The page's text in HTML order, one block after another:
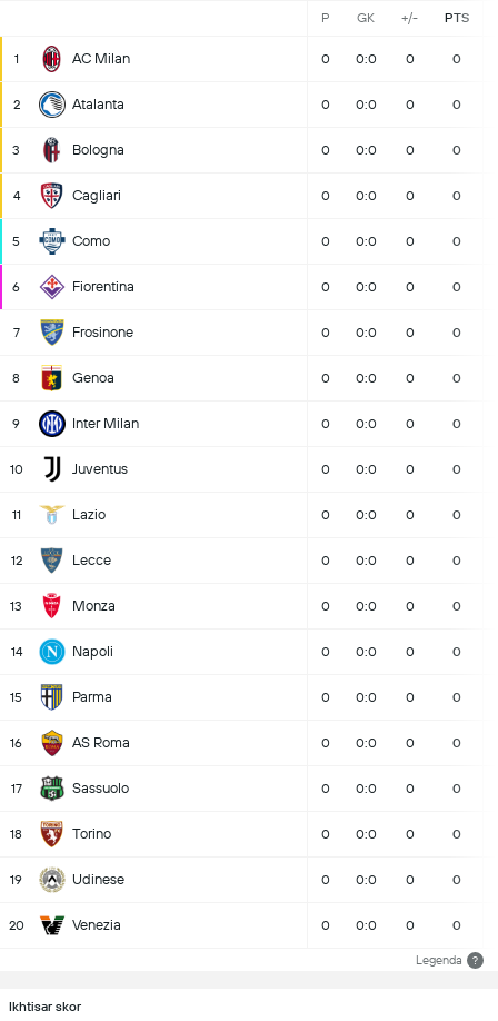
P GK +/- PTS
1 AC Milan 0 0:0 0 0
2 Atalanta 0 0:0 0 0
3 Bologna 0 0:0 0 0
4 Cagliari 0 0:0 0 0
5 Como 0 0:0 0 0
6 Fiorentina 0 0:0 0 0
7 Frosinone 0 0:0 0 0
8 Genoa 0 0:0 0 0
9 Inter Milan 0 0:0 0 0
10 Juventus 0 0:0 0 0
11 Lazio 0 0:0 0 0
12 Lecce 0 0:0 0 0
13 Monza 0 0:0 0 0
14 Napoli 0 0:0 0 0
15 Parma 0 0:0 0 0
16 AS Roma 0 0:0 0 0
17 Sassuolo 0 0:0 0 0
18 Torino 0 0:0 0 0
19 Udinese 0 0:0 0 0
20 Venezia 0 0:0 0 0
Legenda ?
Ikhtisar skor